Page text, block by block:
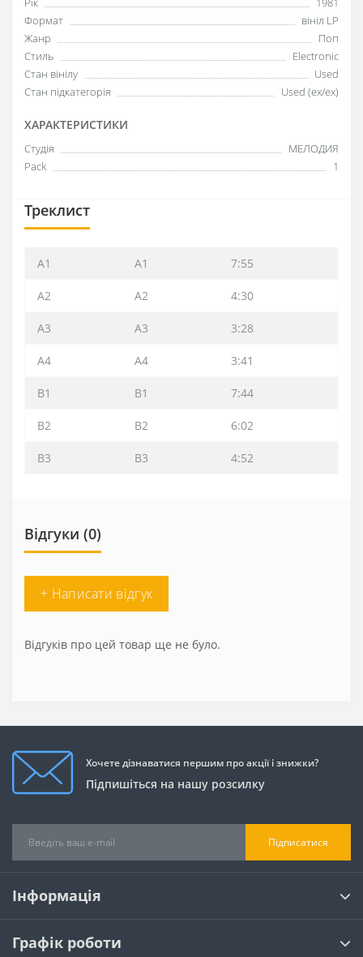
Формат
вініл LP
Жанр
Поп
Стиль
Electronic
Стан вінілу
Used
Стан підкатегорія
Used (ex/ex)
ХАРАКТЕРИСТИКИ
Студія
МЕЛОДИЯ
Pack
1
Треклист
A1 A1 7:55
A2 A2 4:30
A3 A3 3:28
A4 A4 3:41
B1 B1 7:44
B2 B2 6:02
B3 B3 4:52
Відгуки (0)
+ Написати відгук
Відгуків про цей товар ще не було.
Хочете дізнаватися першим про акції і знижки?
Підпишіться на нашу розсилку
Підписатися
Інформація
Графік роботи